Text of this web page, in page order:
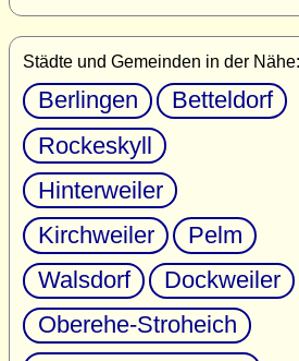
Städte und Gemeinden in der Nähe:
Berlingen
Betteldorf
Rockeskyll
Hinterweiler
Kirchweiler
Pelm
Walsdorf
Dockweiler
Oberehe-Stroheich